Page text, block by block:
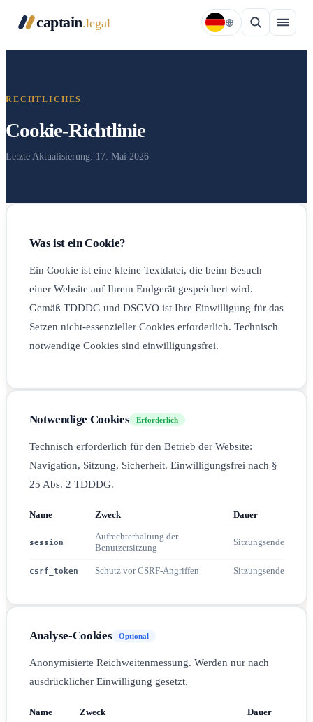
captain.legal
RECHTLICHES
Cookie-Richtlinie
Letzte Aktualisierung: 17. Mai 2026
Was ist ein Cookie?
Ein Cookie ist eine kleine Textdatei, die beim Besuch
einer Website auf Ihrem Endgerät gespeichert wird.
Gemäß TDDDG und DSGVO ist Ihre Einwilligung für das
Setzen nicht-essenzieller Cookies erforderlich. Technisch
notwendige Cookies sind einwilligungsfrei.
Notwendige Cookies Erforderlich
Technisch erforderlich für den Betrieb der Website:
Navigation, Sitzung, Sicherheit. Einwilligungsfrei nach §
25 Abs. 2 TDDDG.
Name Zweck Dauer
session
Aufrechterhaltung der
Benutzersitzung
Sitzungsende
csrf_token Schutz vor CSRF-Angriffen Sitzungsende
Analyse-Cookies Optional
Anonymisierte Reichweitenmessung. Werden nur nach
ausdrücklicher Einwilligung gesetzt.
Name Zweck Dauer